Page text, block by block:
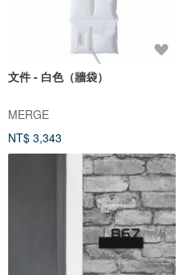
文件 - 白色（牆袋）
MERGE
NT$ 3,343